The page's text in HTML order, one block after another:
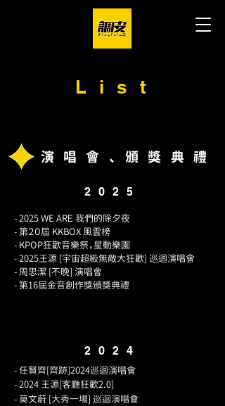
List
​演唱會、頒獎典禮
2025
- 2025 WE ARＥ 我們的除夕夜
- 第２０屆 KKBOX 風雲榜
- KPOP狂歡音樂祭，星動樂園
- 2025王源 [宇宙超級無敵大狂歡] 巡迴演唱會
- 周思潔 [不晚] 演唱會
- 第16屆金音創作獎頒獎典禮
2024
- 任賢齊[齊跡]2024巡迴演唱會
- 2024 王源[客廳狂歡2.0]
- 莫文蔚 [大秀一場] 巡迴演唱會